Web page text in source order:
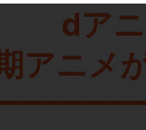
dア
アニメ